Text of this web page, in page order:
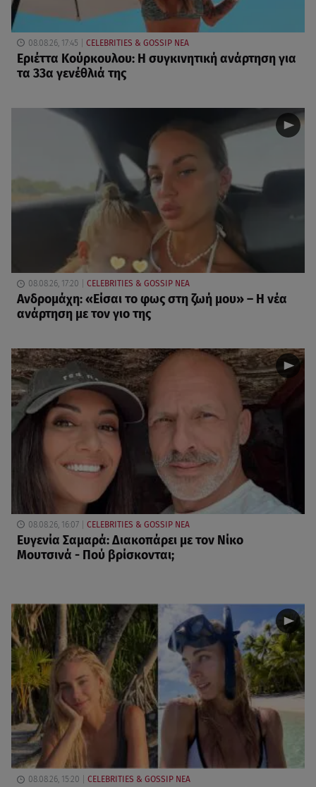
08.08.26, 17:45 CELEBRITIES & GOSSIP ΝΕΑ
Εριέττα Κούρκουλου: Η συγκινητική ανάρτηση για
τα 33α γενέθλιά της
08.08.26, 17:20 CELEBRITIES & GOSSIP ΝΕΑ
Ανδρομάχη: «Είσαι το φως στη ζωή μου» – Η νέα
ανάρτηση με τον γιο της
08.08.26, 16:07 CELEBRITIES & GOSSIP ΝΕΑ
Ευγενία Σαμαρά: Διακοπάρει με τον Νίκο
Μουτσινά - Πού βρίσκονται;
08.08.26, 15:20 CELEBRITIES & GOSSIP ΝΕΑ